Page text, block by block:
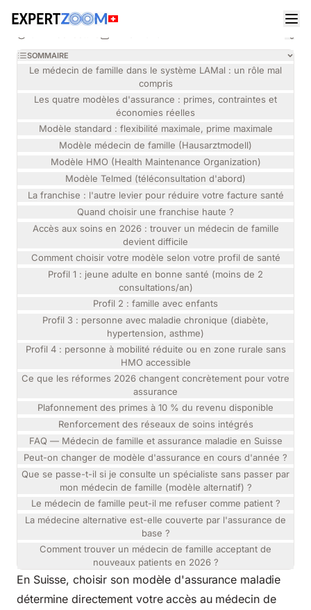
Médecin de famille en Suisse : quel modèle
d'assurance choisir en 2026 ?
Aurélie VautierMÉDECINE GÉNÉRALE
SOMMAIRE
Le médecin de famille dans le système LAMal : un rôle mal
compris
Les quatre modèles d'assurance : primes, contraintes et
économies réelles
Modèle standard : flexibilité maximale, prime maximale
Modèle médecin de famille (Hausarztmodell)
Modèle HMO (Health Maintenance Organization)
Modèle Telmed (téléconsultation d'abord)
La franchise : l'autre levier pour réduire votre facture santé
Quand choisir une franchise haute ?
Accès aux soins en 2026 : trouver un médecin de famille
devient difficile
Comment choisir votre modèle selon votre profil de santé
Profil 1 : jeune adulte en bonne santé (moins de 2
consultations/an)
Profil 2 : famille avec enfants
Profil 3 : personne avec maladie chronique (diabète,
hypertension, asthme)
Profil 4 : personne à mobilité réduite ou en zone rurale sans
HMO accessible
Ce que les réformes 2026 changent concrètement pour votre
assurance
Plafonnement des primes à 10 % du revenu disponible
Renforcement des réseaux de soins intégrés
FAQ — Médecin de famille et assurance maladie en Suisse
Peut-on changer de modèle d'assurance en cours d'année ?
Que se passe-t-il si je consulte un spécialiste sans passer par
mon médecin de famille (modèle alternatif) ?
Le médecin de famille peut-il me refuser comme patient ?
La médecine alternative est-elle couverte par l'assurance de
base ?
Comment trouver un médecin de famille acceptant de
nouveaux patients en 2026 ?
En Suisse, choisir son modèle d'assurance maladie
détermine directement votre accès au médecin de